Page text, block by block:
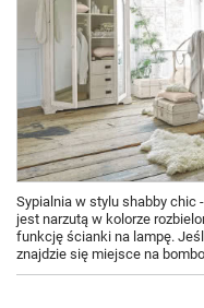
Sypialnia w stylu shabby chic
jest narzutą w kolorze
funkcję ścianki na lampę.
znajdzie się miejsce na